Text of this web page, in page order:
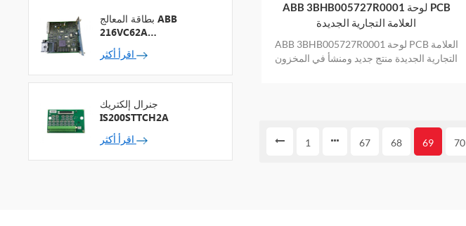
ABB 3BHB005727R0001 لوحة PCB
العلامة التجارية الجديدة
ABB 3BHB005727R0001 لوحة PCB العلامة
التجارية الجديدة منتج جديد ومنشأ في المخزون
1 67 68 69 70
بطاقة المعالج ABB
216VC62A
HESG324442R13
جنرال إلكتريك
IS200STTCH2A